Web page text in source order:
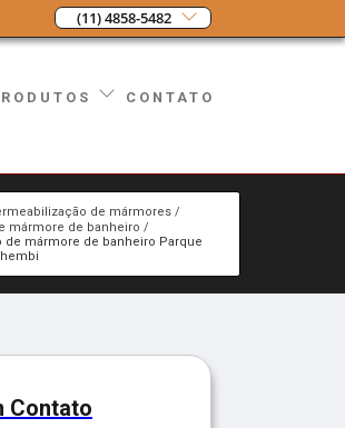
(11) 4858-5482
CONTATO
de mármores
mármore de banheiro
mármore de banheiro Parque
Contato